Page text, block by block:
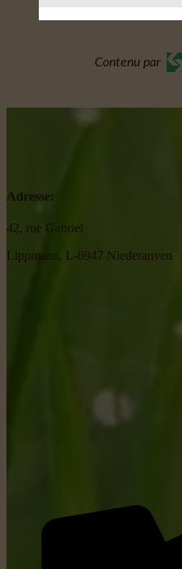
Contenu par
Adresse:
42, rue Gabriel
Lippmann, L-6947 Niederanven